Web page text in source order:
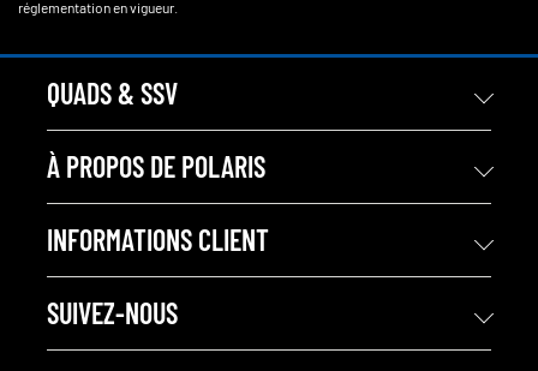
réglementation en vigueur.
QUADS & SSV
À PROPOS DE POLARIS
INFORMATIONS CLIENT
SUIVEZ-NOUS